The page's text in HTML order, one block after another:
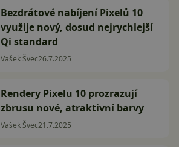
Bezdrátové nabíjení Pixelů 10
využije nový, dosud nejrychlejší
Qi standard
Vašek Švec26.7.2025
Rendery Pixelu 10 prozrazují
zbrusu nové, atraktivní barvy
Vašek Švec21.7.2025